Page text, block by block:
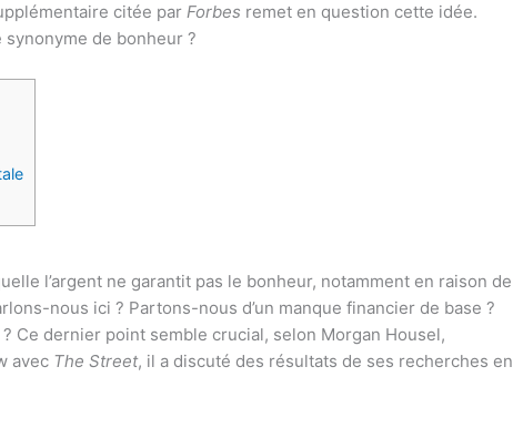
citée par Forbes remet en question cette idée.
de bonheur ?
l’argent ne garantit pas le bonheur, notamment en raison de
nous ici ? Partons-nous d’un manque financier de base ?
Ce dernier point semble crucial, selon Morgan Housel,
avec The Street, il a discuté des résultats de ses recherches en